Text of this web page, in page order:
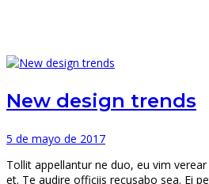
New design trends
5 de mayo de 2017
Tollit appellantur ne duo, eu vim
et. Te audire officiis recusabo sea. Ei